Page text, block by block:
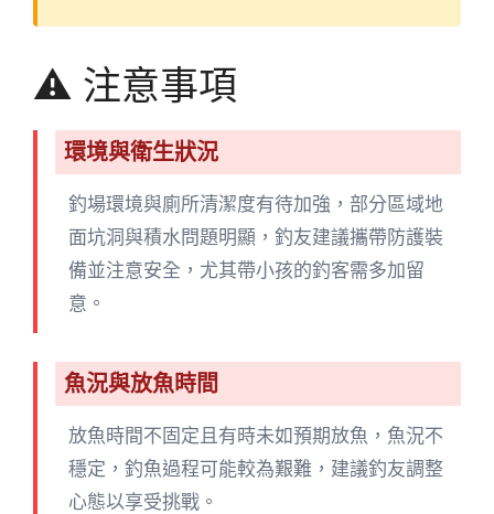
⚠️ 注意事項
環境與衛生狀況
釣場環境與廁所清潔度有待加強，部分區域地
面坑洞與積水問題明顯，釣友建議攜帶防護裝
備並注意安全，尤其帶小孩的釣客需多加留
意。
魚況與放魚時間
放魚時間不固定且有時未如預期放魚，魚況不
穩定，釣魚過程可能較為艱難，建議釣友調整
心態以享受挑戰。